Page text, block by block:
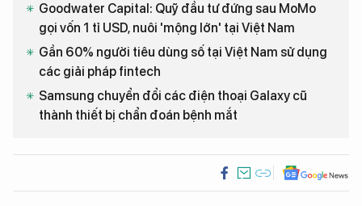
Goodwater Capital: Quỹ đầu tư đứng sau MoMo
gọi vốn 1 tỉ USD, nuôi 'mộng lớn' tại Việt Nam
Gần 60% người tiêu dùng số tại Việt Nam sử dụng
các giải pháp fintech
Samsung chuyển đổi các điện thoại Galaxy cũ
thành thiết bị chẩn đoán bệnh mắt